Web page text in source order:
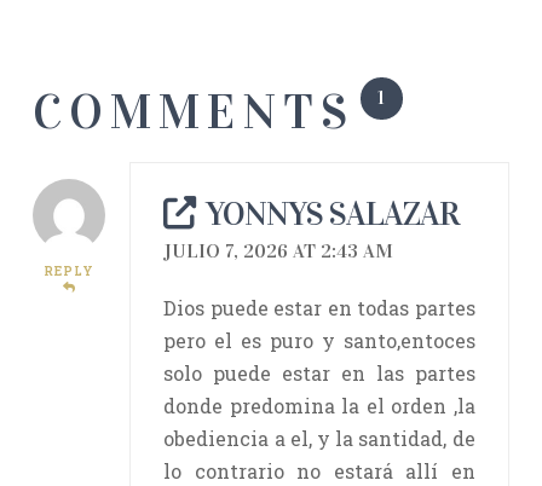
COMMENTS 1
REPLY
YONNYS SALAZAR
JULIO 7, 2026 AT 2:43 AM
Dios puede estar en todas partes
pero el es puro y santo,entoces
solo puede estar en las partes
donde predomina la el orden ,la
obediencia a el, y la santidad, de
lo contrario no estará allí en